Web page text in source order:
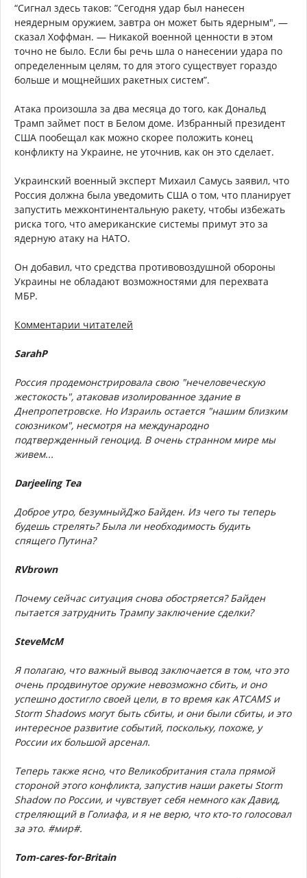
“Сигнал здесь таков: ”Сегодня удар был нанесен
неядерным оружием, завтра он может быть ядерным", —
сказал Хоффман. — Никакой военной ценности в этом
точно не было. Если бы речь шла о нанесении удара по
определенным целям, то для этого существует гораздо
больше и мощнейших ракетных систем”.
Атака произошла за два месяца до того, как Дональд
Трамп займет пост в Белом доме. Избранный президент
США пообещал как можно скорее положить конец
конфликту на Украине, не уточнив, как он это сделает.
Украинский военный эксперт Михаил Самусь заявил, что
Россия должна была уведомить США о том, что планирует
запустить межконтинентальную ракету, чтобы избежать
риска того, что американские системы примут это за
ядерную атаку на НАТО.
Он добавил, что средства противовоздушной обороны
Украины не обладают возможностями для перехвата
МБР.
Комментарии читателей
SarahP
Россия продемонстрировала свою "нечеловеческую
жестокость", атаковав изолированное здание в
Днепропетровске. Но Израиль остается "нашим близким
союзником", несмотря на международно
подтвержденный геноцид. В очень странном мире мы
живем...
Darjeeling Tea
Доброе утро, безумныйДжо Байден. Из чего ты теперь
будешь стрелять? Была ли необходимость будить
спящего Путина?
RVbrown
Почему сейчас ситуация снова обостряется? Байден
пытается затруднить Трампу заключение сделки?
SteveMcM
Я полагаю, что важный вывод заключается в том, что это
очень продвинутое оружие невозможно сбить, и оно
успешно достигло своей цели, в то время как ATCAMS и
Storm Shadows могут быть сбиты, и они были сбиты, и это
интересное развитие событий, поскольку, похоже, у
России их большой арсенал.
Теперь также ясно, что Великобритания стала прямой
стороной этого конфликта, запустив наши ракеты Storm
Shadow по России, и чувствует себя немного как Давид,
стреляющий в Голиафа, и я не верю, что кто-то голосовал
за это. #мир#.
Tom-cares-for-Britain